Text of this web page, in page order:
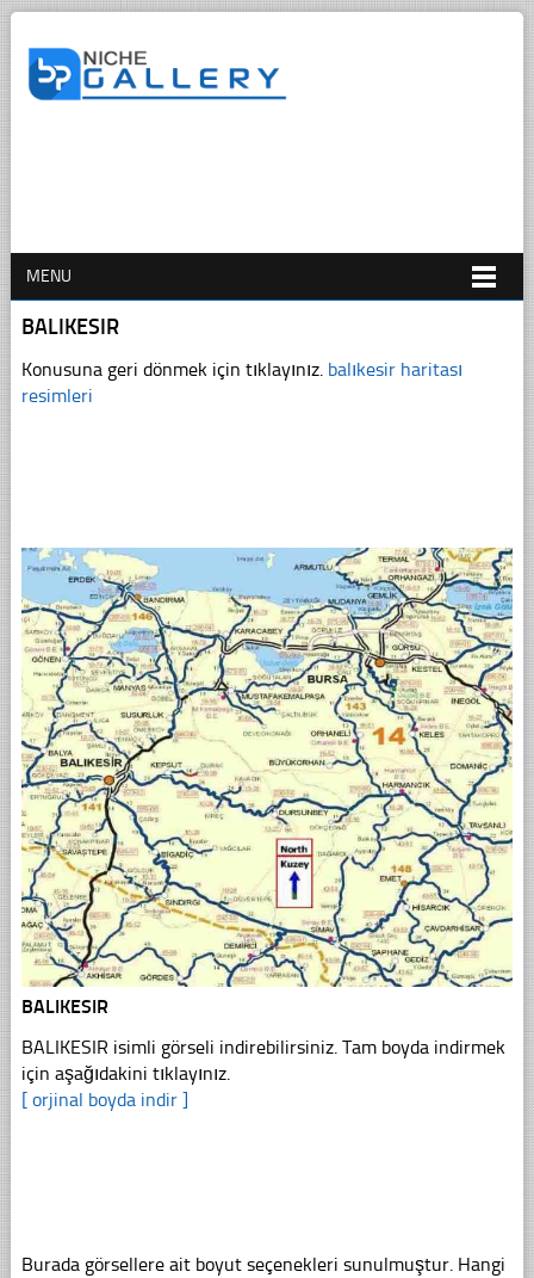
MENU
BALIKESIR
Konusuna geri dönmek için tıklayınız. balıkesir haritası
resimleri
BALIKESIR
BALIKESIR isimli görseli indirebilirsiniz. Tam boyda indirmek
için aşağıdakini tıklayınız.
[ orjinal boyda indir ]
Burada görsellere ait boyut seçenekleri sunulmuştur. Hangi